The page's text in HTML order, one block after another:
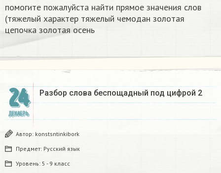
помогите пожалуйста найти прямое значения слов
(тяжелый характер тяжелый чемодан золотая
цепочка золотая осень
24
ДЕКАБРЬ
Разбор слова беспощадный под цифрой 2
Автор: konstsntinkibork
Предмет: Русский язык
Уровень: 5 - 9 класс